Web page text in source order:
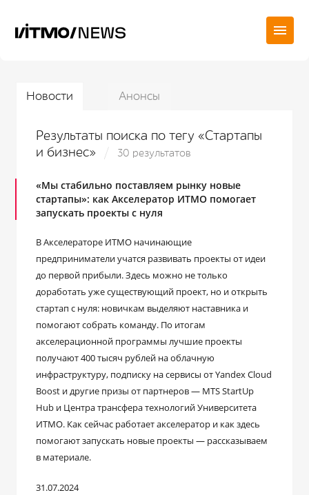
Новости Анонсы
Результаты поиска по тегу «Стартапы
и бизнес»
30 результатов
«Мы стабильно поставляем рынку новые
стартапы»: как Акселератор ИТМО помогает
запускать проекты с нуля
В Акселераторе ИТМО начинающие
предприниматели учатся развивать проекты от идеи
до первой прибыли. Здесь можно не только
доработать уже существующий проект, но и открыть
стартап с нуля: новичкам выделяют наставника и
помогают собрать команду. По итогам
акселерационной программы лучшие проекты
получают 400 тысяч рублей на облачную
инфраструктуру, подписку на сервисы от Yandex Cloud
Boost и другие призы от партнеров ― MTS StartUp
Hub и Центра трансфера технологий Университета
ИТМО. Как сейчас работает акселератор и как здесь
помогают запускать новые проекты ― рассказываем
в материале.
31.07.2024